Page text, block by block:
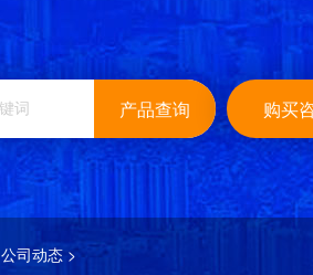
产品查询 购买
公司动态 >